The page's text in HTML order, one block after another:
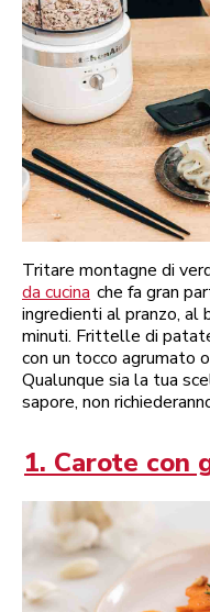
Tritare montagne di
da cucina che fa gran
ingredienti al pranzo, al
minuti. Frittelle di
con un tocco agrumato
Qualunque sia la tua
sapore, non
1. Carote con